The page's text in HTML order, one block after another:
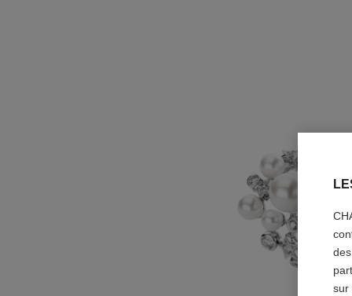
sur